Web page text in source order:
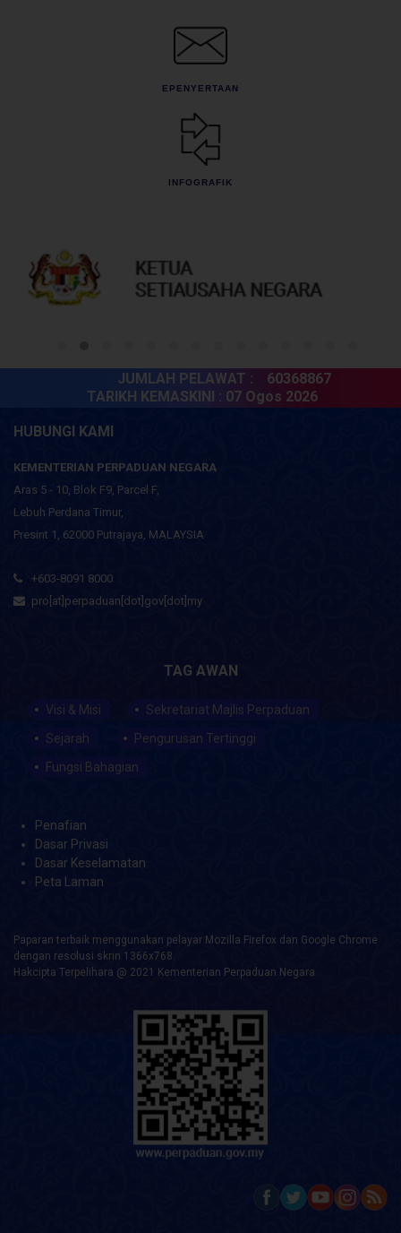
EPENYERTAAN
INFOGRAFIK
JUMLAH PELAWAT :
60368867
TARIKH KEMASKINI : 07 Ogos 2026
HUBUNGI KAMI
KEMENTERIAN PERPADUAN NEGARA
Aras 5 - 10, Blok F9, Parcel F,
Lebuh Perdana Timur,
Presint 1, 62000 Putrajaya, MALAYSIA
+603-8091 8000
pro[at]perpaduan[dot]gov[dot]my
TAG AWAN
Visi & Misi
Sekretariat Majlis Perpaduan
Sejarah
Pengurusan Tertinggi
Fungsi Bahagian
Penafian
Dasar Privasi
Dasar Keselamatan
Peta Laman
Paparan terbaik menggunakan pelayar Mozilla Firefox dan Google Chrome
dengan resolusi skrin 1366x768.
Hakcipta Terpelihara @ 2021 Kementerian Perpaduan Negara